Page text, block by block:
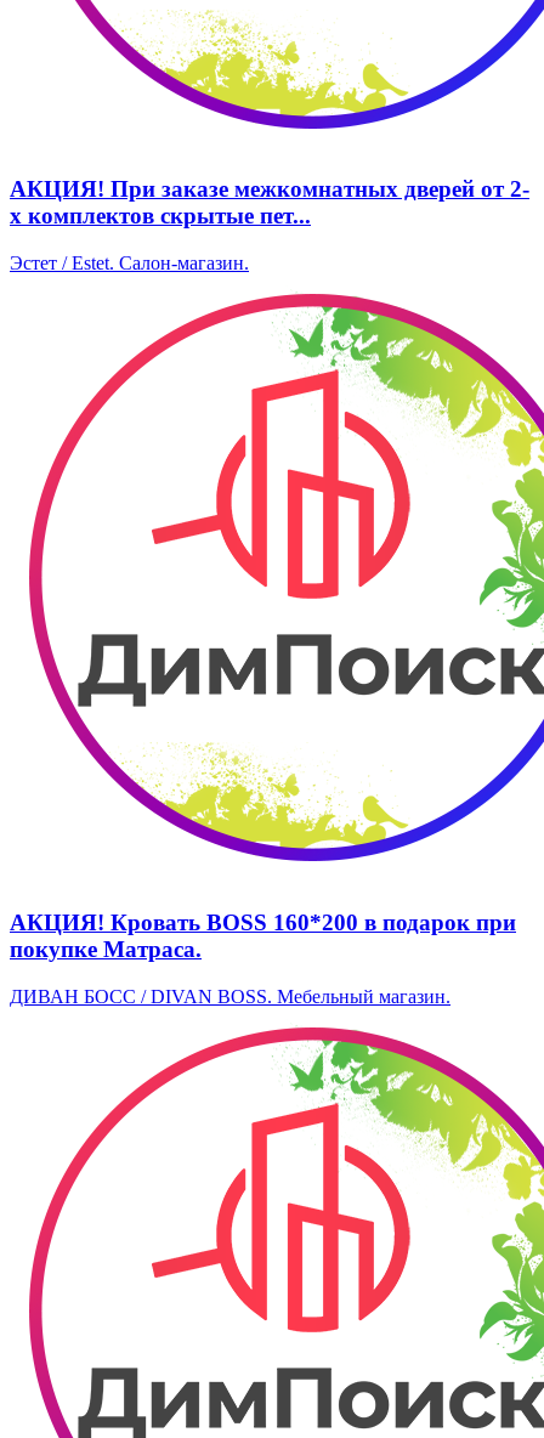
АКЦИЯ! При заказе межкомнатных дверей от 2-
х комплектов скрытые пет...
Эстет / Estet. Салон-магазин.
АКЦИЯ! Кровать BOSS 160*200 в подарок при
покупке Матраса.
ДИВАН БОСС / DIVAN BOSS. Мебельный магазин.